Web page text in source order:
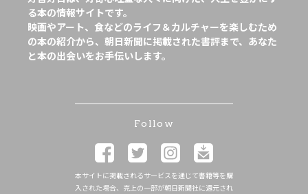
る本の情報サイトです。
映画やアート、食などのライフ＆カルチャーを楽しむため
の本の紹介から、朝日新聞に掲載された書評まで、あなた
と本の出会いをお手伝いします。
Follow
本サイトに掲載されるサービスを通じて書籍等を購
入された場合、売上の一部が朝日新聞社に還元され